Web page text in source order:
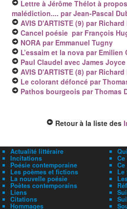
Lettre à Jérôme Thélot à
malédiction.... par Jean-Pascal
AVIS D'ARTISTE (9) par Richard
Cancel poésie par François
NORA par Emmanuel Tugny
L’essaim et la nova par Emilien
Paul Claudel avec James Joyce
AVIS D'ARTISTE (8) par Richard
Le colorant défoncé par
Pathos bourgeois par Thomas
Retour à la liste des
Actualité littéraire
Incitations
Poésie contemporaine
Les poèmes et fictions
La nouvelle poésie
Poètes contemporains
Liens
Citations
Hommages
Le